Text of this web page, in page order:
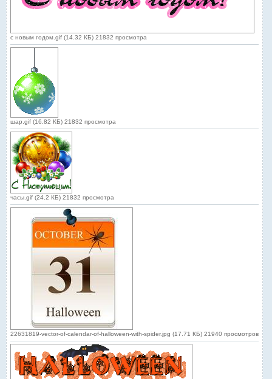
с новым годом.gif (14.32 КБ) 21832 просмотра
шар.gif (16.82 КБ) 21832 просмотра
часы.gif (24.2 КБ) 21832 просмотра
22631819-vector-of-calendar-of-halloween-with-spider.jpg (17.71 КБ) 21940 просмотров